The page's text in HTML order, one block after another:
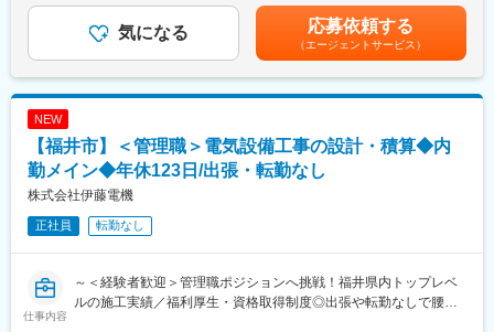
ターニングセンタ・平面研削盤を保有しております。保有台数は
ズに応えています。業用設備の部品加工から、試作部品等単品加
工にも対応します。最新の設備により高精度な部品製作を効率よ
く製作しています。俊敏に対応できる機械・周辺機器・段取方法
20年11月業務拡張のため福井支店を開設しています。
事における品質／原価／工程／安全／環境の管理を行っていただ
きます。
13:00：午後の施工業務、安全の見回り、書類作成
17:00：工具の片付けや図面の修正をして勤務終了
18:00：退勤
■組織構成：5～7名
■働き方
・直行直帰：担当現場により可能（大型現場で現場事務所がある
年度実績）■資格手当：～４８，０００円賃金はあくまでも目安の
金額であり、選考を通じて上下する可能性があります。月給(月額)
は固定手当を含めた表記です。
気になる 応募依頼する
（エージェントサービス）
NEW
【福井市】＜管理職＞電気設備工事の設計・積算◆内
勤メイン◆年休123日/出張・転勤なし
株式会社伊藤電機
正社員 転勤なし
仕事内容
～＜経験者歓迎＞管理職ポジションへ挑戦！福井県内トップレベ
ルの施工実績／福利厚生・資格取得制度◎出張や転勤なしで腰を